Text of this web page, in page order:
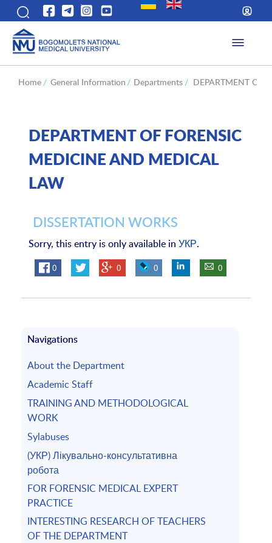
Home / General Information / Departments / DEPARTMENT OF
DEPARTMENT OF FORENSIC
MEDICINE AND MEDICAL
LAW
DISSERTATION WORKS
Sorry, this entry is only available in УКР.
0 0 0 0
Navigations
About the Department
Academic Staff
TRAINING AND METHODOLOGICAL
WORK
Sylabuses
(УКР) Лікувально-консультативна
робота
FOR FORENSIC MEDICAL EXPERT
PRACTICE
INTERESTING RESEARCH OF TEACHERS
OF THE DEPARTMENT